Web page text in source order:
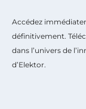
Accédez
définitivement.
dans l’univers de
d’Elektor.